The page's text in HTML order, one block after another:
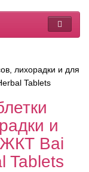
лихорадки и для
Tablets
и
Bai
Tablets